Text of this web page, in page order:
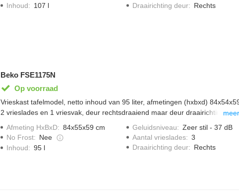
Inhoud: 107 l
Draairichting deur: Rechts
Beko FSE1175N
Op voorraad
Vrieskast tafelmodel, netto inhoud van 95 liter, afmetingen (hxbxd)
2 vrieslades en 1 vriesvak, deur rechtsdraaiend maar deur draairichting
omkeerbaar,
Afmeting HxBxD: 84x55x59 cm
No Frost: Nee
Inhoud: 95 l
Geluidsniveau: Zeer stil - 37 dB
Aantal vrieslades: 3
Draairichting deur: Rechts